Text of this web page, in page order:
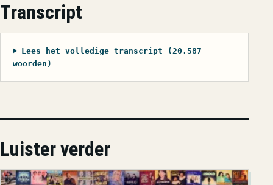
Transcript
Lees het volledige transcript (20.587
woorden)
Luister verder